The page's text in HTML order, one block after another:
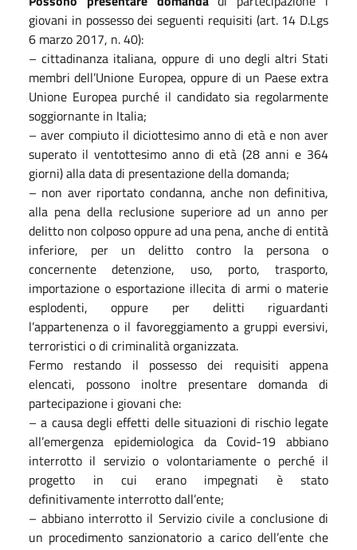
giovani in possesso dei seguenti requisiti (art. 14 D.Lgs
6 marzo 2017, n. 40):
– cittadinanza italiana, oppure di uno degli altri Stati
membri dell’Unione Europea, oppure di un Paese extra
Unione Europea purché il candidato sia regolarmente
soggiornante in Italia;
– aver compiuto il diciottesimo anno di età e non aver
superato il ventottesimo anno di età (28 anni e 364
giorni) alla data di presentazione della domanda;
– non aver riportato condanna, anche non definitiva,
alla pena della reclusione superiore ad un anno per
delitto non colposo oppure ad una pena, anche di entità
inferiore, per un delitto contro la persona o
concernente detenzione, uso, porto, trasporto,
importazione o esportazione illecita di armi o materie
esplodenti, oppure per delitti riguardanti
l’appartenenza o il favoreggiamento a gruppi eversivi,
terroristici o di criminalità organizzata.
Fermo restando il possesso dei requisiti appena
elencati, possono inoltre presentare domanda di
partecipazione i giovani che:
– a causa degli effetti delle situazioni di rischio legate
all’emergenza epidemiologica da Covid-19 abbiano
interrotto il servizio o volontariamente o perché il
progetto in cui erano impegnati è stato
definitivamente interrotto dall’ente;
– abbiano interrotto il Servizio civile a conclusione di
un procedimento sanzionatorio a carico dell’ente che